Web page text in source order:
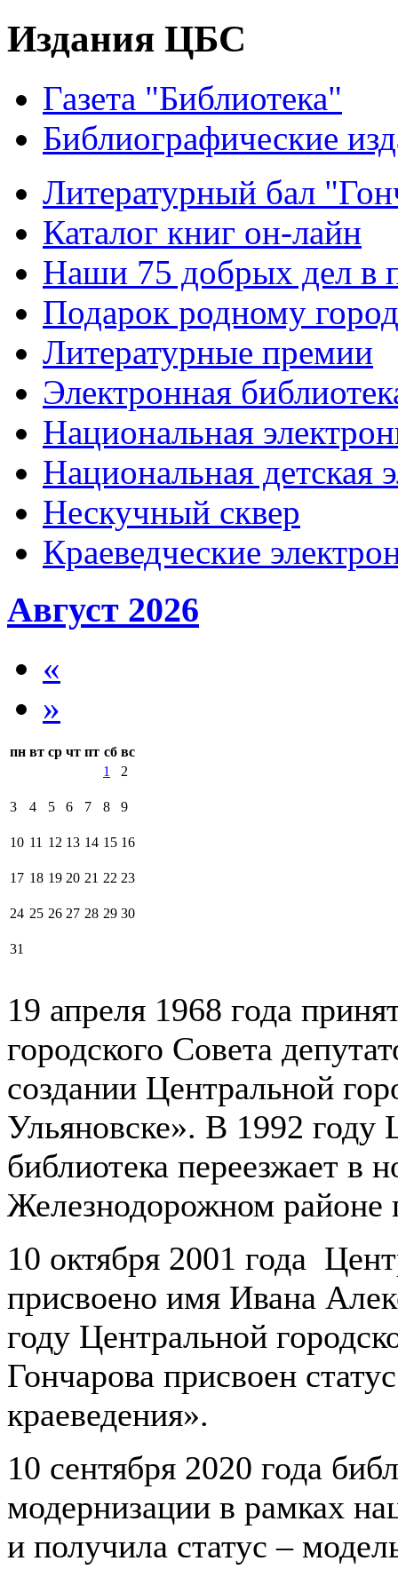
Издания ЦБС
Газета "Библиотека"
Библиографические
Литературный бал
Каталог книг он-лайн
Наши 75 добрых дел в
Подарок родному
Литературные премии
Электронная
Национальная
Национальная детская
Нескучный сквер
Краеведческие
Август 2026
«
»
пн вт ср чт пт сб вс
1
2
3 4 5 6 7 8 9
10 11 12 13 14 15 16
17 18 19 20 21 22 23
24 25 26 27 28 29 30
31
19 апреля 1968 года
городского Совета
создании Центральной
Ульяновске». В 1992 году
библиотека переезжает в
Железнодорожном районе
10 октября 2001 года
присвоено имя Ивана
году Центральной
Гончарова присвоен
краеведения».
10 сентября 2020 года
модернизации в рамках
и получила статус –